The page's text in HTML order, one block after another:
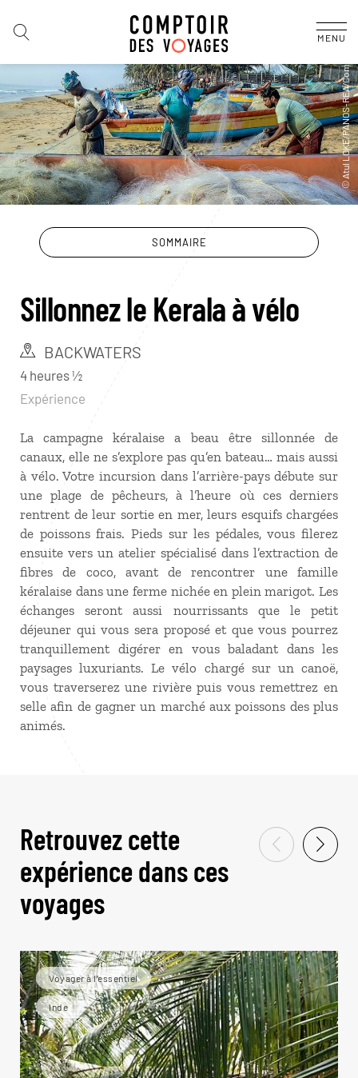
MENU
SOMMAIRE
Sillonnez le Kerala à vélo
BACKWATERS
4 heures ½
Expérience
La campagne kéralaise a beau être sillonnée de
canaux, elle ne s’explore pas qu’en bateau… mais aussi
à vélo. Votre incursion dans l’arrière-pays débute sur
une plage de pêcheurs, à l’heure où ces derniers
rentrent de leur sortie en mer, leurs esquifs chargées
de poissons frais. Pieds sur les pédales, vous filerez
ensuite vers un atelier spécialisé dans l’extraction de
fibres de coco, avant de rencontrer une famille
kéralaise dans une ferme nichée en plein marigot. Les
échanges seront aussi nourrissants que le petit
déjeuner qui vous sera proposé et que vous pourrez
tranquillement digérer en vous baladant dans les
paysages luxuriants. Le vélo chargé sur un canoë,
vous traverserez une rivière puis vous remettrez en
selle afin de gagner un marché aux poissons des plus
animés.
Retrouvez cette
expérience dans ces
voyages
Voyager à l’essentiel
Inde